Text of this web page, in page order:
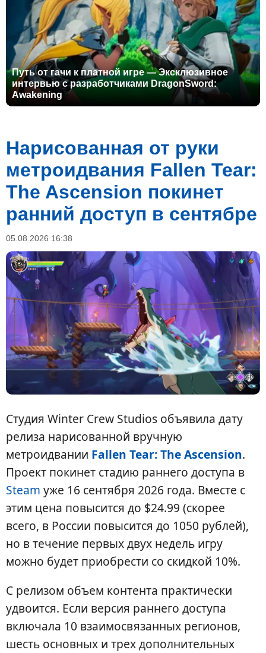
Путь от гачи к платной игре — Эксклюзивное
интервью с разработчиками DragonSword:
Awakening
Нарисованная от руки
метроидвания Fallen Tear:
The Ascension покинет
ранний доступ в сентябре
05.08.2026 16:38
Студия Winter Crew Studios объявила дату
релиза нарисованной вручную
метроидвании Fallen Tear: The Ascension.
Проект покинет стадию раннего доступа в
Steam уже 16 сентября 2026 года. Вместе с
этим цена повысится до $24.99 (скорее
всего, в России повысится до 1050 рублей),
но в течение первых двух недель игру
можно будет приобрести со скидкой 10%.
С релизом объем контента практически
удвоится. Если версия раннего доступа
включала 10 взаимосвязанных регионов,
шесть основных и трех дополнительных